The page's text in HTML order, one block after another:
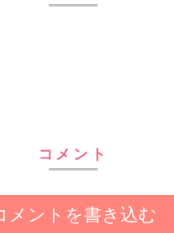
コメント
メントを書き込む